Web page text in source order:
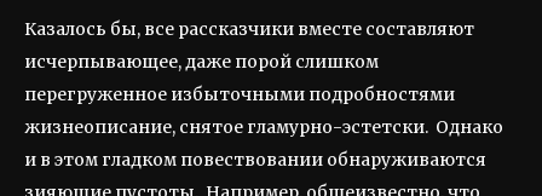
Казалось бы, все рассказчики вместе составляют
исчерпывающее, даже порой слишком
перегруженное избыточными подробностями
жизнеописание, снятое гламурно-эстетски. Однако
и в этом гладком повествовании обнаруживаются